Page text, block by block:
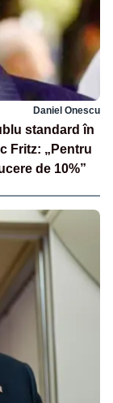
Daniel Onescu
standard în
Fritz: „Pentru
de 10%”